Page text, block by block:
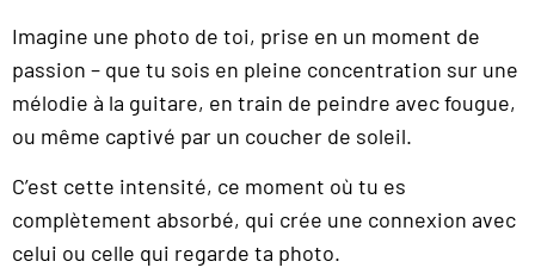
Imagine une photo de toi, prise en un moment de
passion – que tu sois en pleine concentration sur une
mélodie à la guitare, en train de peindre avec fougue,
ou même captivé par un coucher de soleil.
C’est cette intensité, ce moment où tu es
complètement absorbé, qui crée une connexion avec
celui ou celle qui regarde ta photo.